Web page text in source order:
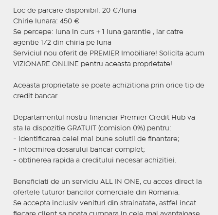
Loc de parcare disponibil: 20 €/luna
Chirie lunara: 450 €
Se percepe: luna in curs + 1 luna garantie , iar catre
agentie 1/2 din chiria pe luna
Serviciul nou oferit de PREMIER Imobiliare! Solicita acum
VIZIONARE ONLINE pentru aceasta proprietate!
Aceasta proprietate se poate achizitiona prin orice tip de
credit bancar.
Departamentul nostru financiar Premier Credit Hub va
sta la dispozitie GRATUIT (comision 0%) pentru:
- identificarea celei mai bune solutii de finantare;
- intocmirea dosarului bancar complet;
- obtinerea rapida a creditului necesar achizitiei.
Beneficiati de un serviciu ALL IN ONE, cu acces direct la
ofertele tuturor bancilor comerciale din Romania.
Se accepta inclusiv venituri din strainatate, astfel incat